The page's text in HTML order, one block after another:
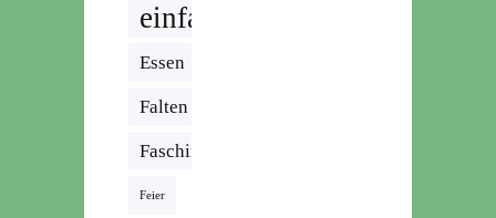
einfach
Essen
Falten
Fasching
Feier